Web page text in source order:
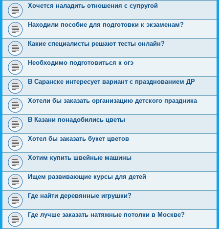
Хочется наладить отношения с супругой
Находили пособие для подготовки к экзаменам?
Какие специалисты решают тесты онлайн?
Необходимо подготовиться к огэ
В Саранске интересует вариант с празднованием ДР
Хотели бы заказать организацию детского праздника
В Казани понадобились цветы
Хотел бы заказать букет цветов
Хотим купить швейные машины
Ищем развивающие курсы для детей
Где найти деревянные игрушки?
Где лучше заказать натяжные потолки в Москве?